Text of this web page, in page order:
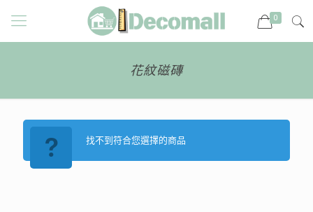
0
花紋磁磚
找不到符合您選擇的商品